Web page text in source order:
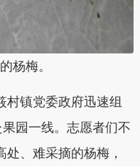
杨梅。
村镇党委政府迅速组
园一线。志愿者们不
、难采摘的杨梅，